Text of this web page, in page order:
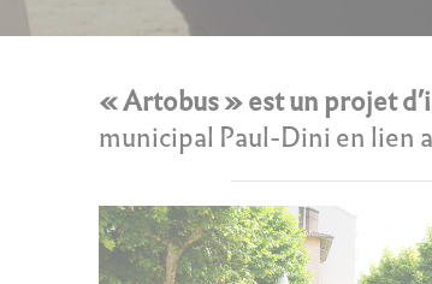
« Artobus » est un projet
municipal Paul-Dini en lien